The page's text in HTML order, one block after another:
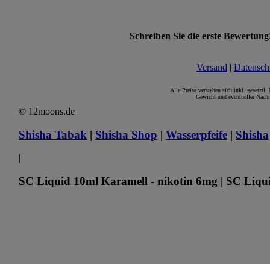
Schreiben Sie die erste
Versand |
Alle Preise verstehen sich inkl.
Gewicht und eventueller
© 12moons.de
Shisha Tabak | Shisha Shop | Wasserpfeife | Shisha
|
SC Liquid 10ml Karamell - nikotin 6mg | SC